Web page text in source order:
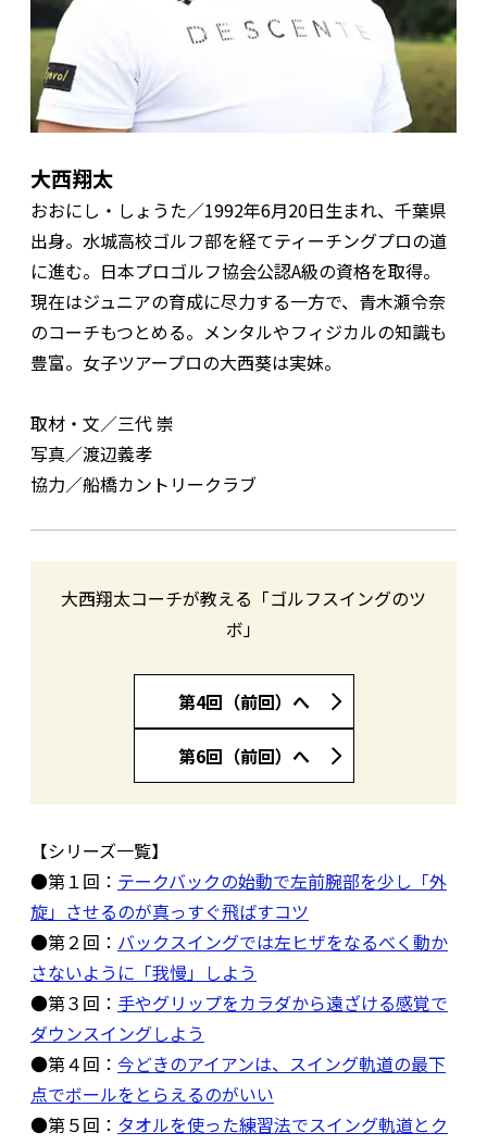
大西翔太
おおにし・しょうた／1992年6月20日生まれ、千葉県
出身。水城高校ゴルフ部を経てティーチングプロの道
に進む。日本プロゴルフ協会公認A級の資格を取得。
現在はジュニアの育成に尽力する一方で、青木瀬令奈
のコーチもつとめる。メンタルやフィジカルの知識も
豊富。女子ツアープロの大西葵は実妹。
取材・文／三代 崇
写真／渡辺義孝
協力／船橋カントリークラブ
大西翔太コーチが教える「ゴルフスイングのツ
ボ」
第4回（前回）へ
第6回（前回）へ
【シリーズ一覧】
●第１回： テークバックの始動で左前腕部を少し「外
旋」させるのが真っすぐ飛ばすコツ
●第２回： バックスイングでは左ヒザをなるべく動か
さないように「我慢」しよう
●第３回： 手やグリップをカラダから遠ざける感覚で
ダウンスイングしよう
●第４回： 今どきのアイアンは、スイング軌道の最下
点でボールをとらえるのがいい
●第５回： タオルを使った練習法でスイング軌道とク